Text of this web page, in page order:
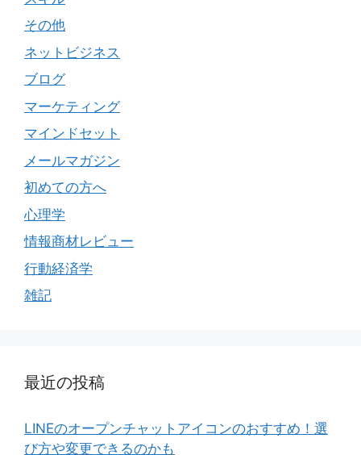
その他
ネットビジネス
ブログ
マーケティング
マインドセット
メールマガジン
初めての方へ
心理学
情報商材レビュー
行動経済学
雑記
最近の投稿
LINEのオープンチャットアイコンのおすすめ！選
び方や変更できるのかも